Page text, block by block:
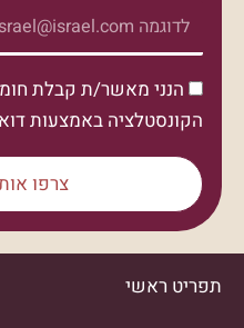
הנני מאשר/ת קבלת
הקונסטלציה באמצעות
צרפו
תפריט ראשי